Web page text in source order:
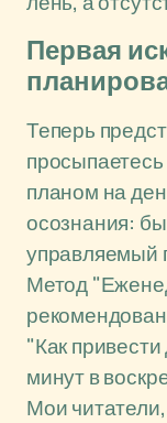
Первая
Теперь
планом на
осознания:
управляемый
Метод
"Как привести
минут в
Мои